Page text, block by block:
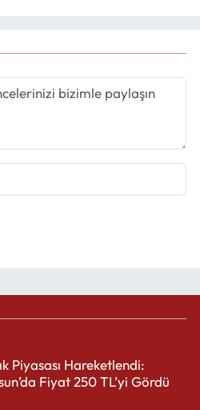
Piyasası Hareketlendi:
Fiyat 250 TL’yi Gördü